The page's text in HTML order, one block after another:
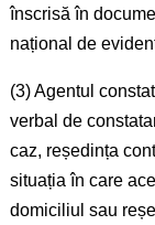
înscrisă în
național de
(3) Agentul
verbal de
caz, reședința
situația în care
domiciliul sau